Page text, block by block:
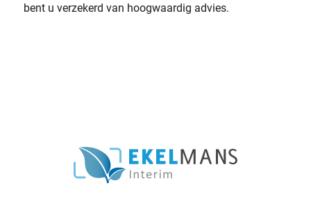
bent u verzekerd van hoogwaardig advies.